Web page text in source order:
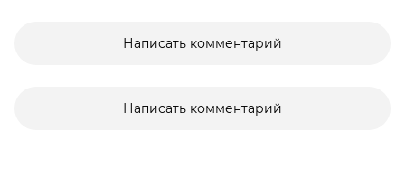
Написать комментарий
Написать комментарий